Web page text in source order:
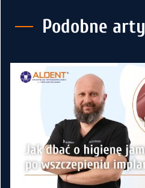
Podobne